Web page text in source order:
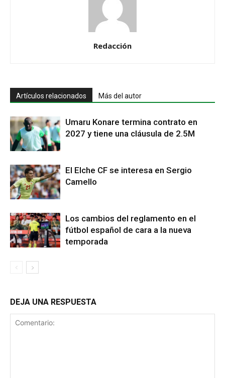
Redacción
Artículos relacionados Más del autor
Umaru Konare termina contrato en
2027 y tiene una cláusula de 2.5M
El Elche CF se interesa en Sergio
Camello
Los cambios del reglamento en el
fútbol español de cara a la nueva
temporada
DEJA UNA RESPUESTA